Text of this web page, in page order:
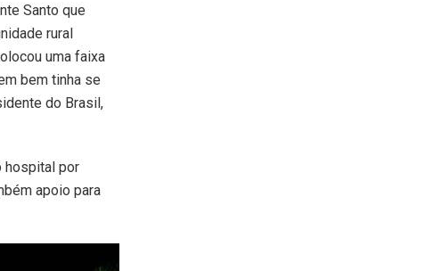
Santo que
rural
uma faixa
bem tinha se
do Brasil,
hospital por
apoio para